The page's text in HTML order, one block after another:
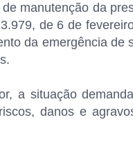
manutenção da
de 6 de
da emergência de
a situação
danos e